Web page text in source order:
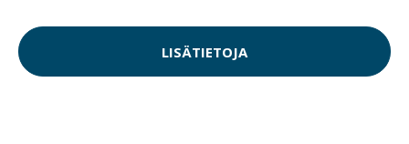
LISÄTIETOJA